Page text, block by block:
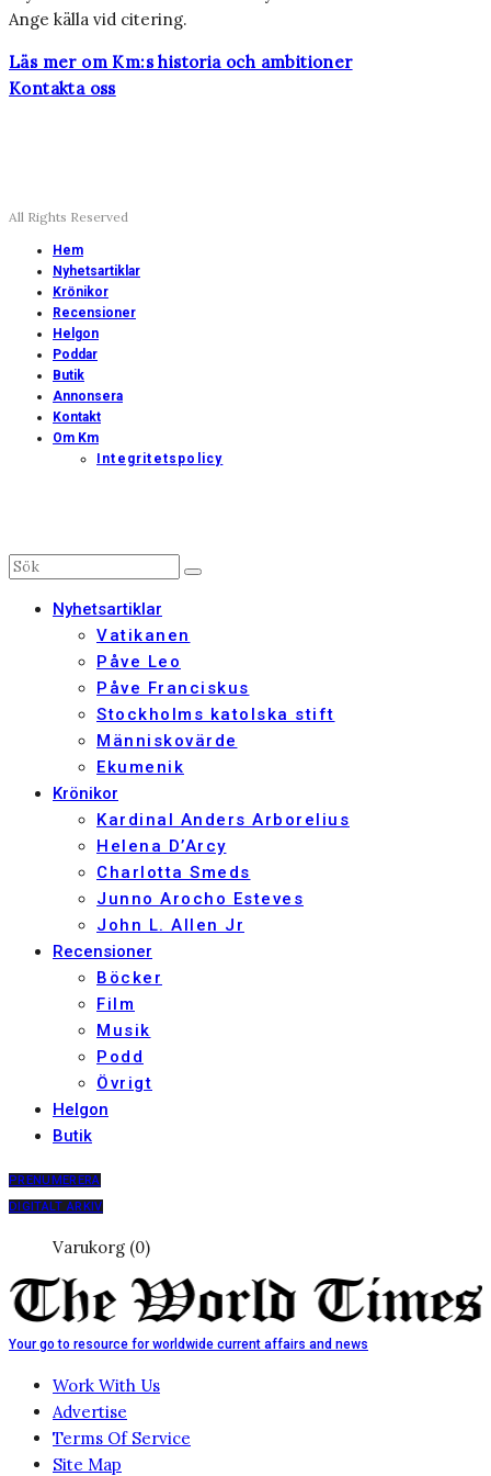
Ange källa vid citering.
Läs mer om Km:s historia och ambitioner
Kontakta oss
All Rights Reserved
Hem
Nyhetsartiklar
Krönikor
Recensioner
Helgon
Poddar
Butik
Annonsera
Kontakt
Om Km
Integritetspolicy
Nyhetsartiklar
Vatikanen
Påve Leo
Påve Franciskus
Stockholms katolska stift
Människovärde
Ekumenik
Krönikor
Kardinal Anders Arborelius
Helena D’Arcy
Charlotta Smeds
Junno Arocho Esteves
John L. Allen Jr
Recensioner
Böcker
Film
Musik
Podd
Övrigt
Helgon
Butik
PRENUMERERA
DIGITALT ARKIV
Varukorg (0)
Your go to resource for worldwide current affairs and news
Work With Us
Advertise
Terms Of Service
Site Map